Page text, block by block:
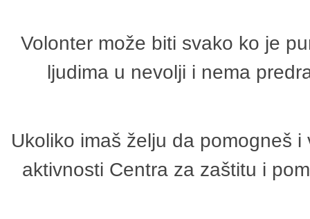
Volonter može biti svako ko je
ljudima u nevolji i nema
Ukoliko imaš želju da pomogneš
aktivnosti Centra za zaštitu i